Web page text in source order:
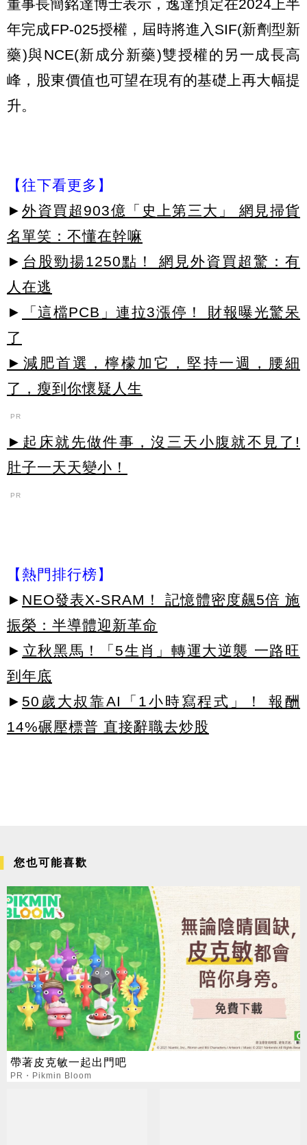
董事長簡銘達博士表示，逸達預定在2024上半
年完成FP-025授權，屆時將進入SIF(新劑型新
藥)與NCE(新成分新藥)雙授權的另一成長高
峰，股東價值也可望在現有的基礎上再大幅提
升。
【往下看更多】
► 外資買超903億「史上第三大」 網見掃貨
名單笑：不懂在幹嘛
► 台股勁揚1250點！ 網見外資買超驚：有
人在逃
►
「這檔PCB」連拉3漲停！ 財報曝光驚呆
了
►減肥首選，檸檬加它，堅持一週，腰細
了，瘦到你懷疑人生
PR
►起床就先做件事，沒三天小腹就不見了!
肚子一天天變小！
PR
【熱門排行榜】
► NEO發表X-SRAM！ 記憶體密度飆5倍 施
振榮：半導體迎新革命
► 立秋黑馬！「5生肖」轉運大逆襲 一路旺
到年底
► 50歲大叔靠AI「1小時寫程式」！ 報酬
14%碾壓標普 直接辭職去炒股
您也可能喜歡
帶著皮克敏一起出門吧
PR・Pikmin Bloom